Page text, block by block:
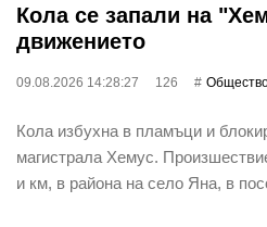
Кола се запали на
движението
09.08.2026 14:28:27 126
Кола избухна в пламъци и
магистрала Хемус.
и км, в района на село Яна, в